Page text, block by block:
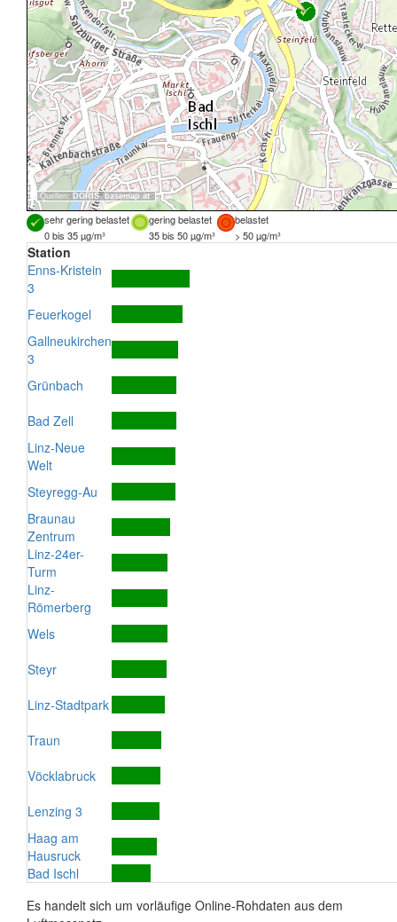
Quellen: DORIS, basemap.at
sehr gering belastet gering belastet
belastet
0 bis 35 µg/m³
35 bis 50 µg/m³ > 50 µg/m³
Station
Enns-Kristein
3
Feuerkogel
Gallneukirchen
3
Grünbach
Bad Zell
Linz-Neue
Welt
Steyregg-Au
Braunau
Zentrum
Linz-24er-
Turm
Linz-
Römerberg
Wels
Steyr
Linz-Stadtpark
Traun
Vöcklabruck
Lenzing 3
Haag am
Hausruck
Bad Ischl
Es handelt sich um vorläufige Online-Rohdaten aus dem